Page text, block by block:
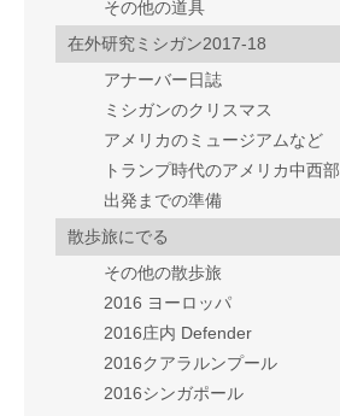
その他の道具
在外研究ミシガン2017-18
アナーバー日誌
ミシガンのクリスマス
アメリカのミュージアムなど
トランプ時代のアメリカ中西部
出発までの準備
散歩旅にでる
その他の散歩旅
2016 ヨーロッパ
2016庄内 Defender
2016クアラルンプール
2016シンガポール